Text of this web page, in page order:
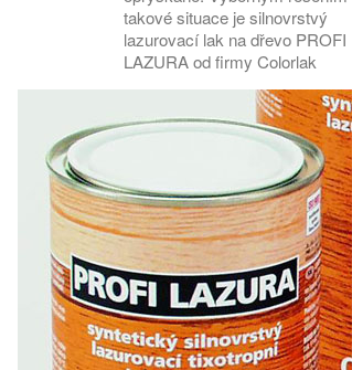
takové situace je silnovrstvý
lazurovací lak na dřevo PROFI
LAZURA od firmy Colorlak